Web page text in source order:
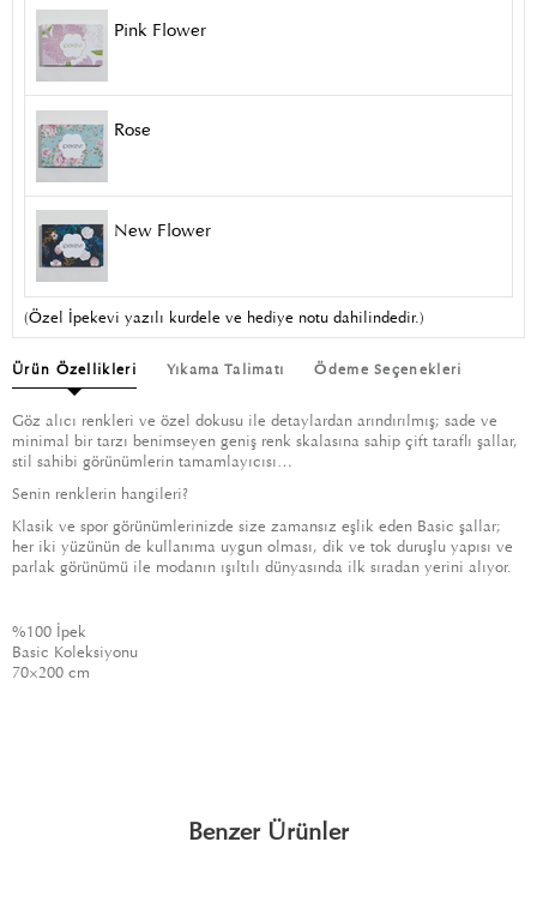
Pink Flower
Rose
New Flower
(Özel İpekevi yazılı kurdele ve hediye notu dahilindedir.)
Ürün Özellikleri Yıkama Talimatı Ödeme Seçenekleri
Göz alıcı renkleri ve özel dokusu ile detaylardan arındırılmış; sade ve
minimal bir tarzı benimseyen geniş renk skalasına sahip çift taraflı şallar,
stil sahibi görünümlerin tamamlayıcısı…
Senin renklerin hangileri?
Klasik ve spor görünümlerinizde size zamansız eşlik eden Basic şallar;
her iki yüzünün de kullanıma uygun olması, dik ve tok duruşlu yapısı ve
parlak görünümü ile modanın ışıltılı dünyasında ilk sıradan yerini alıyor.
%100 İpek
Basic Koleksiyonu
70×200 cm
Benzer Ürünler